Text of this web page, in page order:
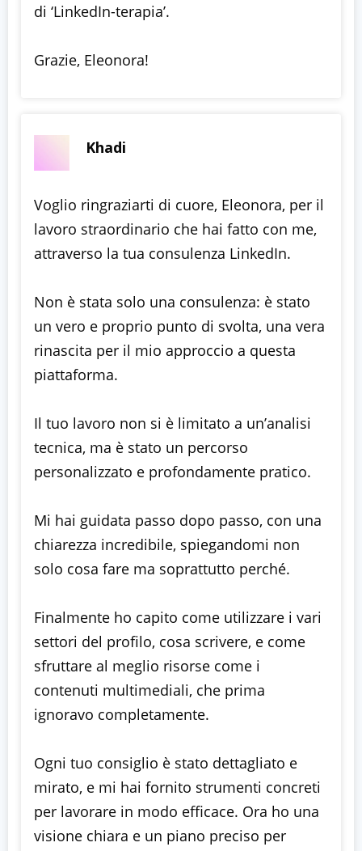
di ‘LinkedIn-terapia’.
Grazie, Eleonora!
Khadi
Voglio ringraziarti di cuore, Eleonora, per il
lavoro straordinario che hai fatto con me,
attraverso la tua consulenza LinkedIn.
Non è stata solo una consulenza: è stato
un vero e proprio punto di svolta, una vera
rinascita per il mio approccio a questa
piattaforma.
Il tuo lavoro non si è limitato a un’analisi
tecnica, ma è stato un percorso
personalizzato e profondamente pratico.
Mi hai guidata passo dopo passo, con una
chiarezza incredibile, spiegandomi non
solo cosa fare ma soprattutto perché.
Finalmente ho capito come utilizzare i vari
settori del profilo, cosa scrivere, e come
sfruttare al meglio risorse come i
contenuti multimediali, che prima
ignoravo completamente.
Ogni tuo consiglio è stato dettagliato e
mirato, e mi hai fornito strumenti concreti
per lavorare in modo efficace. Ora ho una
visione chiara e un piano preciso per